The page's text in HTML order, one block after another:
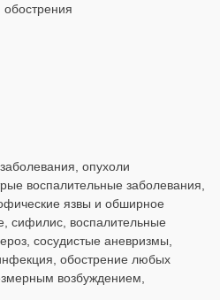
опухоли
воспалительные заболевания,
язвы и обширное
сифилис, воспалительные
сосудистые аневризмы,
обострение любых
возбуждением,